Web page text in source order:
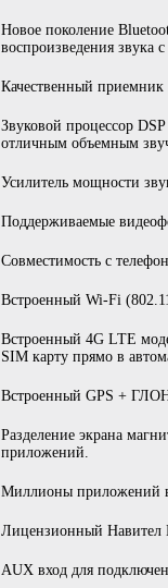
Новое поколение
воспроизведения звука
Качественный
Звуковой процессор
отличным объемным
Усилитель мощности
Поддерживаемые
Совместимость с
Встроенный Wi-Fi
Встроенный 4G LTE
SIM карту прямо в
Встроенный GPS +
Разделение экрана
приложений.
Миллионы приложений
Лицензионный Навител
AUX вход для